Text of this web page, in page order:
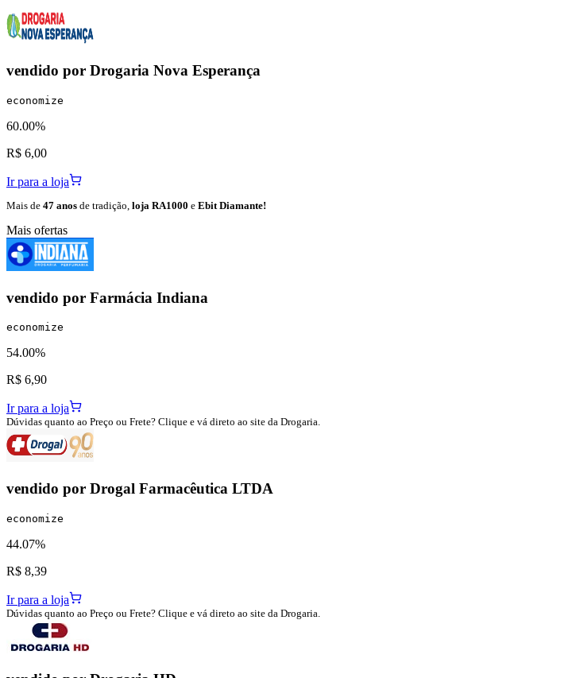
vendido por Drogaria Nova Esperança
economize
60.00%
R$ 6,00
Ir para a loja
Mais de 47 anos de tradição, loja RA1000 e Ebit Diamante!
Mais ofertas
vendido por Farmácia Indiana
economize
54.00%
R$ 6,90
Ir para a loja
Dúvidas quanto ao Preço ou Frete? Clique e vá direto ao site da Drogaria.
vendido por Drogal Farmacêutica LTDA
economize
44.07%
R$ 8,39
Ir para a loja
Dúvidas quanto ao Preço ou Frete? Clique e vá direto ao site da Drogaria.